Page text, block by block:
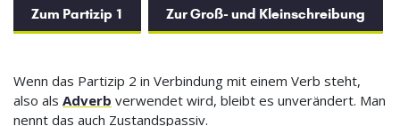
Zum Partizip 1 Zur Groß- und Kleinschreibung
Wenn das Partizip 2 in Verbindung mit einem Verb steht,
also als Adverb verwendet wird, bleibt es unverändert. Man
nennt das auch Zustandspassiv.